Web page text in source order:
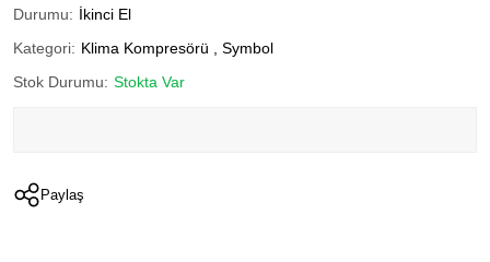
Durumu: İkinci El
Kategori: Klima Kompresörü
Symbol
Stok Durumu: Stokta Var
Paylaş